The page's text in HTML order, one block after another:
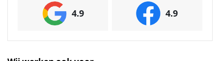
4.9 4.9